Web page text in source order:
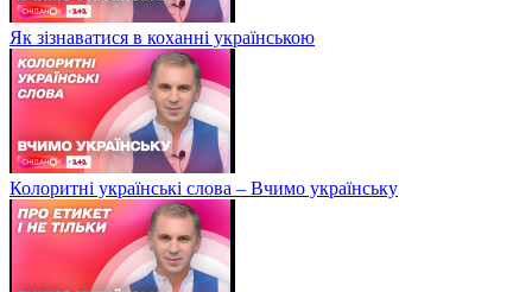
Як зізнаватися в коханні українською
Колоритні українські слова – Вчимо українську